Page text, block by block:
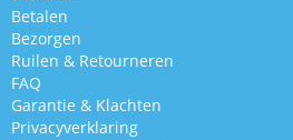
Betalen
Bezorgen
Ruilen & Retourneren
FAQ
Garantie & Klachten
Privacyverklaring